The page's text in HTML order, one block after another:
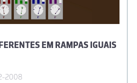
EM RAMPAS IGUAIS
2008